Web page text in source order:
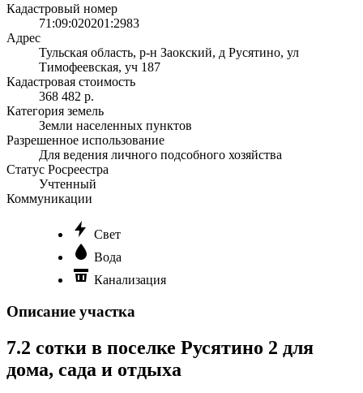
Кадастровый номер
71:09:020201:2983
Адрес
Тульская область, р-н Заокский, д Русятино, ул
Тимофеевская, уч 187
Кадастровая стоимость
368 482 р.
Категория земель
Земли населенных пунктов
Разрешенное использование
Для ведения личного подсобного хозяйства
Статус Росреестра
Учтенный
Коммуникации
Свет
Вода
Канализация
Описание участка
7.2 сотки в поселке Русятино 2 для
дома, сада и отдыха